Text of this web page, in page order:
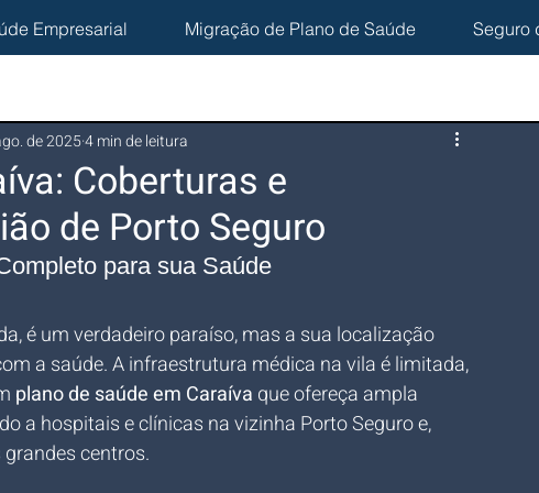
Empresarial Migração de Plano de Saúde Seguro
Coberturas e
de Porto Seguro
de 20254 min de leitura
para sua Saúde
é um verdadeiro paraíso, mas a sua localização
a saúde. A infraestrutura médica na vila é limitada,
plano de saúde em Caraíva que ofereça ampla
a hospitais e clínicas na vizinha Porto Seguro e,
centros.